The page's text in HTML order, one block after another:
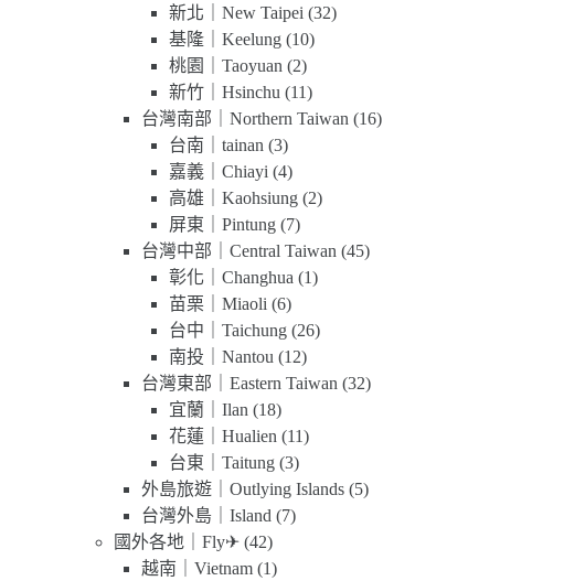
新北｜New Taipei (32)
基隆｜Keelung(10)
桃園｜Taoyuan (2)
新竹｜Hsinchu (11)
台灣南部｜Northern Taiwan (16)
台南｜tainan (3)
嘉義｜Chiayi (4)
高雄｜Kaohsiung(2)
屏東｜Pintung(7)
台灣中部｜Central Taiwan (45)
彰化｜Changhua (1)
苗栗｜Miaoli (6)
台中｜Taichung(26)
南投｜Nantou (12)
台灣東部｜Eastern Taiwan (32)
宜蘭｜Ilan (18)
花蓮｜Hualien (11)
台東｜Taitung(3)
外島旅遊｜Outlying Islands(5)
台灣外島｜Island (7)
國外各地｜Fly✈(42)
越南｜Vietnam(1)